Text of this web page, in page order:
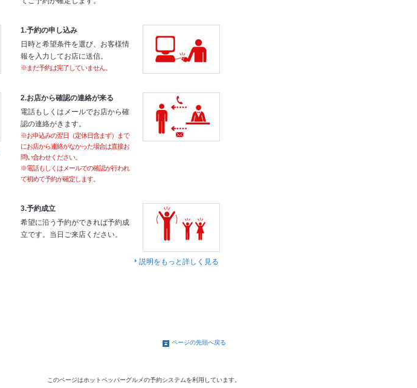
1.予約の申し込み
日時と希望条件を選び、お客様情
報を入力してお店に送信。
※まだ予約は完了していません。
2.お店から確認の連絡が来る
電話もしくはメールでお店から確
認の連絡がきます。
※お申込みの翌日（定休日含まず）まで
にお店から連絡がなかった場合は直接お
問い合わせください。
※電話もしくはメールでの確認が行われ
て初めて予約が確定します。
3.予約成立
希望に沿う予約ができれば予約成
立です。当日ご来店ください。
説明をもっと詳しく見る
ページの先頭へ戻る
このページはホットペッパーグルメの予約システムを利用しています。